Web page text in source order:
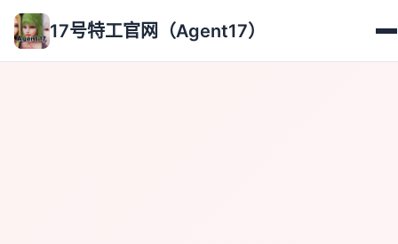
17号特工官网（Agent17）